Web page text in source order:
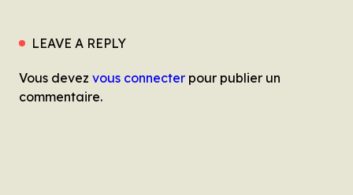
LEAVE A REPLY
Vous devez vous connecter pour publier un
commentaire.